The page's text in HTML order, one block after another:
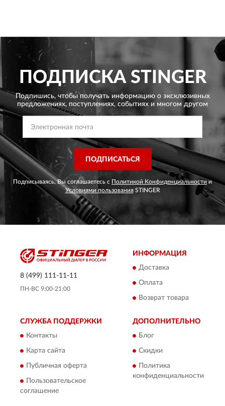
ПОДПИСКАSTINGER
Подпишись, чтобы получать информацию о эксклюзивных
предложениях, поступлениях, событиях и многом другом
ПОДПИСАТЬСЯ
Подписываясь, Вы соглашаетесь с Политикой Конфиденциальности и
Условиями пользованияSTINGER
8 (499) 111-11-11
ПН-ВС 9:00-21:00
ИНФОРМАЦИЯ
Доставка
Оплата
Возврат товара
СЛУЖБА ПОДДЕРЖКИ
Контакты
Карта сайта
Публичная оферта
Пользовательское
соглашение
ДОПОЛНИТЕЛЬНО
Блог
Скидки
Политика
конфиденциальности